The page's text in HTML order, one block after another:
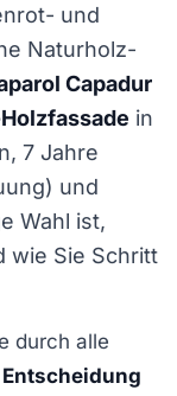
und
Naturholz-
Capadur
in
7 Jahre
und
Wahl ist,
wie Sie Schritt
durch alle
Entscheidung